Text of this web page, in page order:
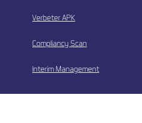
Verbeter APK
Compliancy Scan
Interim Management